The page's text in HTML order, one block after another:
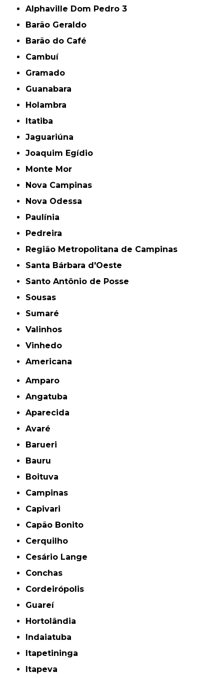
Alphaville Dom Pedro 3
Barão Geraldo
Barão do Café
Cambuí
Gramado
Guanabara
Holambra
Itatiba
Jaguariúna
Joaquim Egídio
Monte Mor
Nova Campinas
Nova Odessa
Paulínia
Pedreira
Região Metropolitana de Campinas
Santa Bárbara d'Oeste
Santo Antônio de Posse
Sousas
Sumaré
Valinhos
Vinhedo
americana
Amparo
Angatuba
Aparecida
Avaré
Barueri
Bauru
Boituva
Campinas
Capivari
Capão Bonito
Cerquilho
Cesário Lange
Conchas
Cordeirópolis
Guareí
Hortolândia
Indaiatuba
Itapetininga
Itapeva